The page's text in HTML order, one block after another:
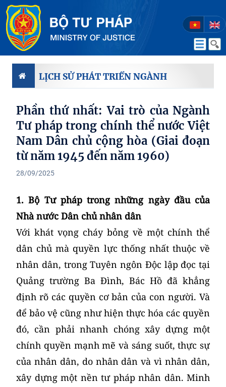
LỊCH SỬ PHÁT TRIỂN NGÀNH
Phần thứ nhất: Vai trò của Ngành
Tư pháp trong chính thể nước Việt
Nam Dân chủ cộng hòa (Giai đoạn
từ năm 1945 đến năm 1960)
28/09/2025
1. Bộ Tư pháp trong những ngày đầu của
Nhà nước Dân chủ nhân dân
Với khát vọng cháy bỏng về một chính thể
dân chủ mà quyền lực thống nhất thuộc về
nhân dân, trong Tuyên ngôn Độc lập đọc tại
Quảng trường Ba Đình, Bác Hồ đã khẳng
định rõ các quyền cơ bản của con người. Và
để bảo vệ cũng như hiện thực hóa các quyền
đó, cần phải nhanh chóng xây dựng một
chính quyền mạnh mẽ và sáng suốt, thực sự
của nhân dân, do nhân dân và vì nhân dân,
xây dựng một nền tư pháp nhân dân. Minh